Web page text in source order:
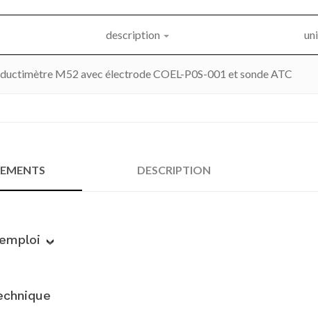
description
M52 avec électrode COEL-P0S-001 et sonde ATC
DESCRIPTION